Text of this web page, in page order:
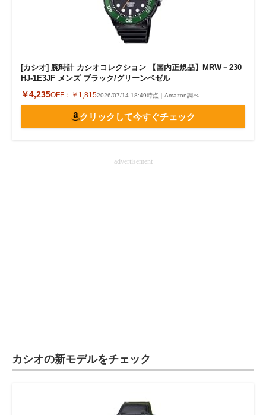
[カシオ] 腕時計 カシオコレクション 【国内正規品】MRW－230
HJ-1E3JF メンズ ブラック/グリーンベゼル
￥4,235OFF： ￥1,8152026/07/14 18:49時点｜Amazon調べ
クリックして今すぐチェック
advertisement
カシオの新モデルをチェック